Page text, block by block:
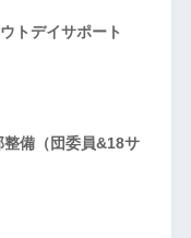
トデイサポート
備（団委員&18サ